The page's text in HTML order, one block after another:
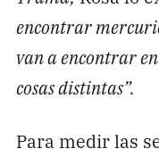
encontrar
van a encontrar en
cosas distintas”.
Para medir las